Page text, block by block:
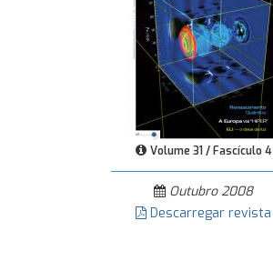
Volume 31 / Fascículo 4
Outubro 2008
Descarregar revista